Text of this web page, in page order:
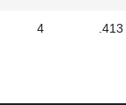
4 .413